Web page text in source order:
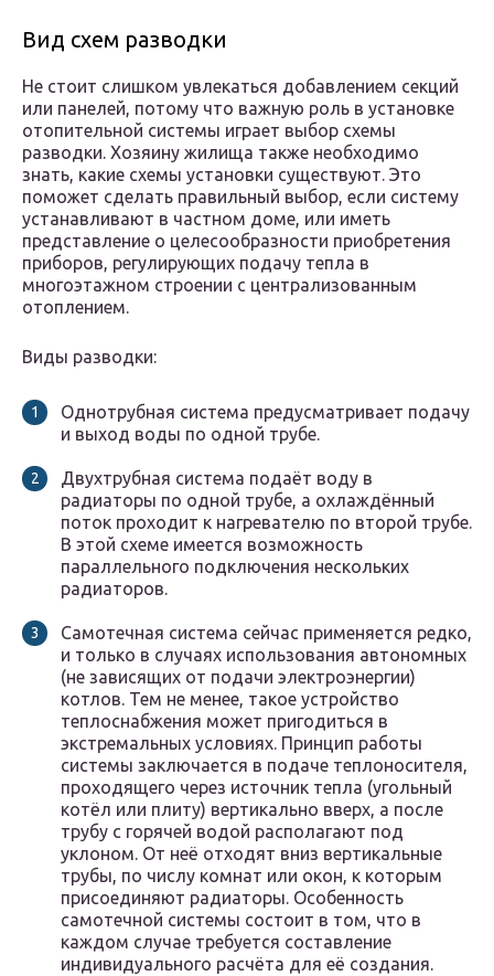
Вид схем разводки
Не стоит слишком увлекаться добавлением секций
или панелей, потому что важную роль в установке
отопительной системы играет выбор схемы
разводки. Хозяину жилища также необходимо
знать, какие схемы установки существуют. Это
поможет сделать правильный выбор, если систему
устанавливают в частном доме, или иметь
представление о целесообразности приобретения
приборов, регулирующих подачу тепла в
многоэтажном строении с централизованным
отоплением.
Виды разводки:
Однотрубная система предусматривает подачу
и выход воды по одной трубе.
Двухтрубная система подаёт воду в
радиаторы по одной трубе, а охлаждённый
поток проходит к нагревателю по второй трубе.
В этой схеме имеется возможность
параллельного подключения нескольких
радиаторов.
Самотечная система сейчас применяется редко,
и только в случаях использования автономных
(не зависящих от подачи электроэнергии)
котлов. Тем не менее, такое устройство
теплоснабжения может пригодиться в
экстремальных условиях. Принцип работы
системы заключается в подаче теплоносителя,
проходящего через источник тепла (угольный
котёл или плиту) вертикально вверх, а после
трубу с горячей водой располагают под
уклоном. От неё отходят вниз вертикальные
трубы, по числу комнат или окон, к которым
присоединяют радиаторы. Особенность
самотечной системы состоит в том, что в
каждом случае требуется составление
индивидуального расчёта для её создания.